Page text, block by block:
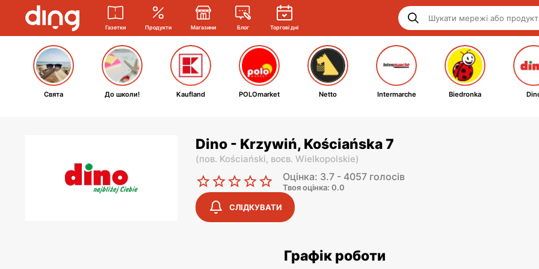
Газетки Продукти Магазини Блог Торгові дні
Свята До школи! Kaufland POLOmarket Netto Intermarche Biedronka
Dino - Krzywiń, Kościańska 7
(пов. Kościański, воєв. Wielkopolskie)
Оцінка: 3.7 - 4057 голосів
Твоя оцінка: 0.0
СЛІДКУВАТИ
Графік роботи